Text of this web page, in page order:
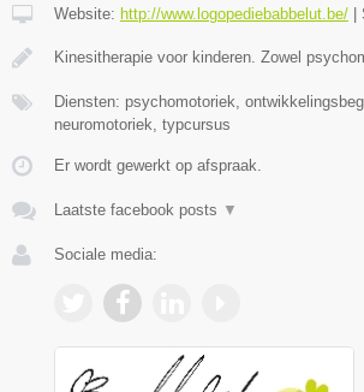
Website: http://www.logopediebabbelut.be/ |
Kinesitherapie voor kinderen. Zowel
Diensten: psychomotoriek,
neuromotoriek, typcursus
Er wordt gewerkt op afspraak.
Laatste facebook posts ▼
Sociale media: